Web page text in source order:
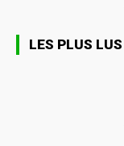
LES PLUS LUS